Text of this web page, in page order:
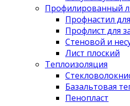
Профилированный
Профнастил
Профлист для
Стеновой и
Лист плоский
Теплоизоляция
Базальтовая
Пенопласт